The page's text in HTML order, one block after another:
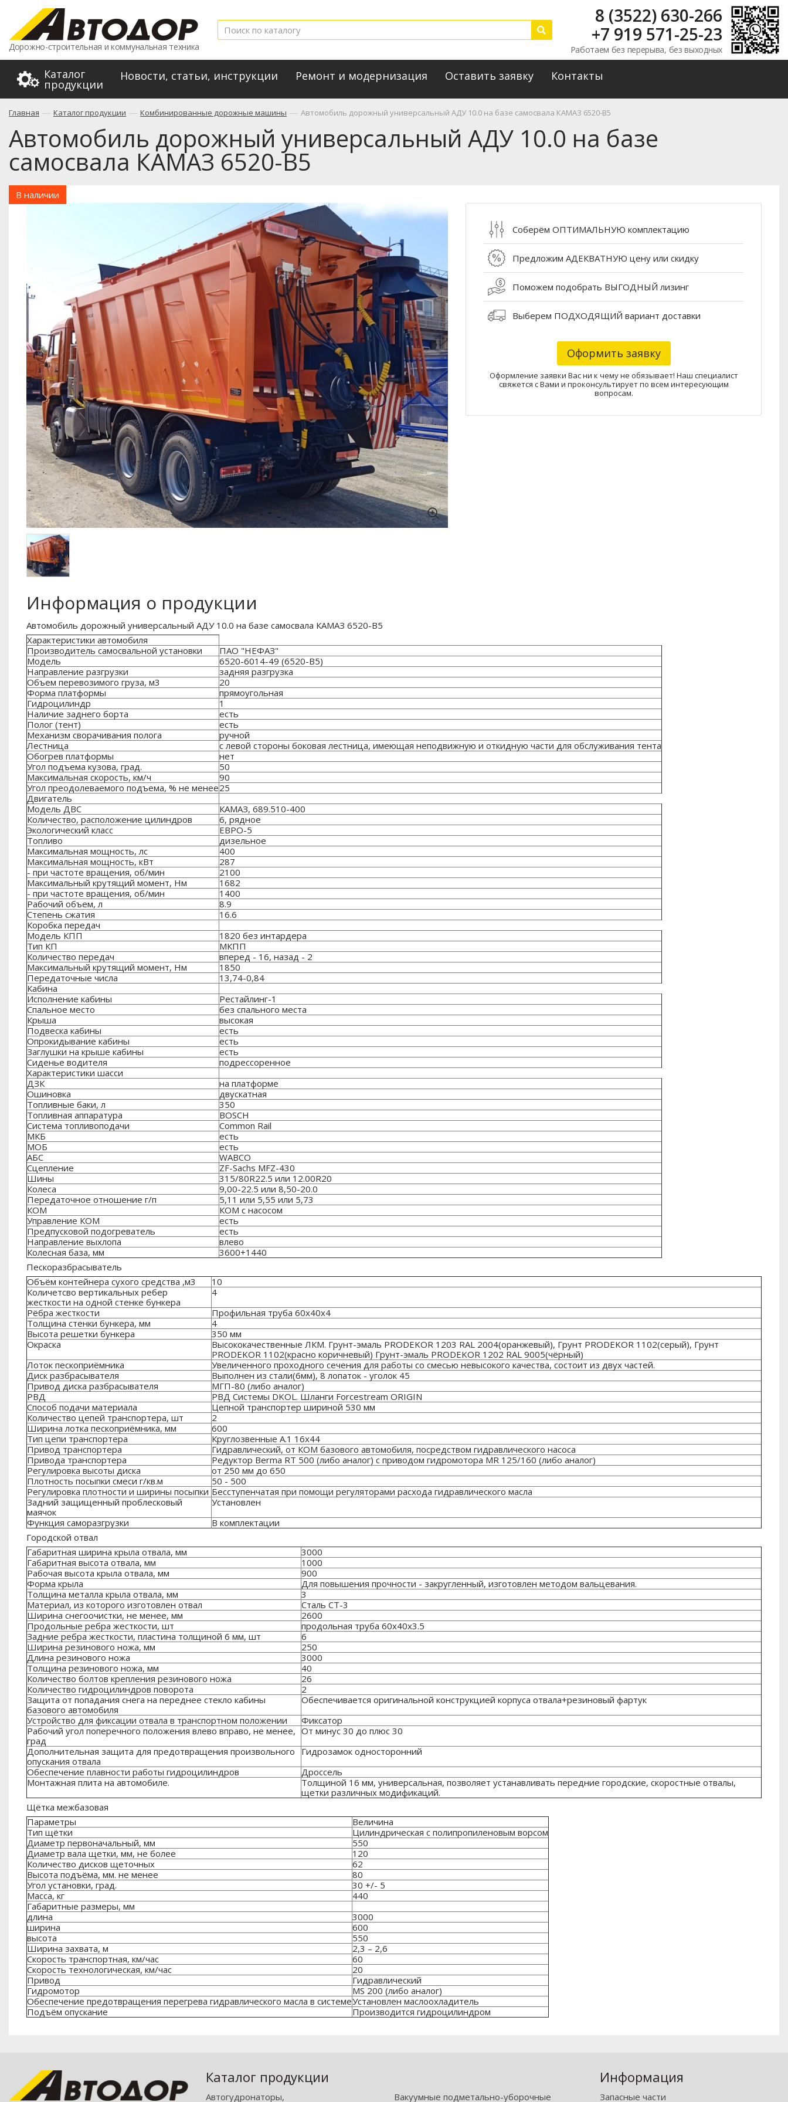
Дорожно-строительная и коммунальная техника
8 (3522) 630-266
+7 919 571-25-23
Работаем без перерыва, без выходных
Каталог
продукции
Новости, статьи, инструкции Ремонт и модернизация Оставить заявку Контакты
Главная — Каталог продукции — Комбинированные дорожные машины — Автомобиль дорожный универсальный АДУ 10.0 на базе самосвала КАМАЗ 6520-В5
Автомобиль дорожный универсальный АДУ 10.0 на базе
самосвала КАМАЗ 6520-В5
В наличии
Соберём ОПТИМАЛЬНУЮ комплектацию
Предложим АДЕКВАТНУЮ цену или скидку
Поможем подобрать ВЫГОДНЫЙ лизинг
Выберем ПОДХОДЯЩИЙ вариант доставки
Оформить заявку
Оформление заявки Вас ни к чему не обязывает! Наш специалист
свяжется с Вами и проконсультирует по всем интересующим
вопросам.
Информация о продукции
Автомобиль дорожный универсальный АДУ 10.0 на базе самосвала КАМАЗ 6520-В5
Характеристики автомобиля
Производитель самосвальной установки
ПАО "НЕФАЗ"
Модель
6520-6014-49 (6520-В5)
Направление разгрузки
задняя разгрузка
Объем перевозимого груза, м3
20
Форма платформы
прямоугольная
Гидроцилиндр
1
Наличие заднего борта
есть
Полог (тент)
есть
Механизм сворачивания полога
ручной
Лестница
с левой стороны боковая лестница, имеющая неподвижную и откидную части для обслуживания тента
Обогрев платформы
нет
Угол подъема кузова, град.
50
Максимальная скорость, км/ч
90
Угол преодолеваемого подъема, % не менее25
Двигатель
Модель ДВС
КАМАЗ, 689.510-400
Количество, расположение цилиндров
6, рядное
Экологический класс
ЕВРО-5
Топливо
дизельное
Максимальная мощность, лс
400
Максимальная мощность, кВт
287
- при частоте вращения, об/мин
2100
Максимальный крутящий момент, Нм
1682
- при частоте вращения, об/мин
1400
Рабочий объем, л
8.9
Степень сжатия
16.6
Коробка передач
Модель КПП
1820 без интардера
Тип КП
МКПП
Количество передач
вперед - 16, назад - 2
Максимальный крутящий момент, Нм
1850
Передаточные числа
13,74-0,84
Кабина
Исполнение кабины
Рестайлинг-1
Спальное место
без спального места
Крыша
высокая
Подвеска кабины
есть
Опрокидывание кабины
есть
Заглушки на крыше кабины
есть
Сиденье водителя
подрессоренное
Характеристики шасси
ДЗК
на платформе
Ошиновка
двускатная
Топливные баки, л
350
Топливная аппаратура
BOSCH
Система топливоподачи
Common Rail
МКБ
есть
МОБ
есть
АБС
WABCO
Сцепление
ZF-Sachs MFZ-430
Шины
315/80R22.5 или 12.00R20
Колеса
9,00-22.5 или 8,50-20.0
Передаточное отношение г/п
5,11 или 5,55 или 5,73
КОМ
КОМ с насосом
Управление КОМ
есть
Предпусковой подогреватель
есть
Направление выхлопа
влево
Колесная база, мм
3600+1440
Пескоразбрасыватель
Объём контейнера сухого средства ,м3
10
Количетсво вертикальных ребер
жесткости на одной стенке бункера
4
Рёбра жесткости
Профильная труба 60х40х4
Толщина стенки бункера, мм
4
Высота решетки бункера
350 мм
Окраска
Высококачественные ЛКМ. Грунт-эмаль PRODEKOR 1203 RAL 2004(оранжевый), Грунт PRODEKOR 1102(серый), Грунт
PRODEKOR 1102(красно коричневый) Грунт-эмаль PRODEKOR 1202 RAL 9005(чёрный)
Лоток пескоприёмника
Увеличенного проходного сечения для работы со смесью невысокого качества, состоит из двух частей.
Диск разбрасывателя
Выполнен из стали(6мм), 8 лопаток - уголок 45
Привод диска разбрасывателя
МГП-80 (либо аналог)
РВД
РВД Системы DKOL. Шланги Forcestream ORIGIN
Способ подачи материала
Цепной транспортер шириной 530 мм
Количество цепей транспортера, шт
2
Ширина лотка пескоприёмника, мм
600
Тип цепи транспортера
Круглозвенные А.1 16х44
Привод транспортера
Гидравлический, от КОМ базового автомобиля, посредством гидравлического насоса
Привода транспортера
Редуктор Berma RT 500 (либо аналог) с приводом гидромотора MR 125/160 (либо аналог)
Регулировка высоты диска
от 250 мм до 650
Плотность посыпки смеси г/кв.м
50 - 500
Регулировка плотности и ширины посыпки Бесступенчатая при помощи регуляторами расхода гидравлического масла
Задний защищенный проблесковый
маячок
Установлен
Функция саморазгрузки
В комплектации
Городской отвал
Габаритная ширина крыла отвала, мм
3000
Габаритная высота отвала, мм
1000
Рабочая высота крыла отвала, мм
900
Форма крыла
Для повышения прочности - закругленный, изготовлен методом вальцевания.
Толщина металла крыла отвала, мм
3
Материал, из которого изготовлен отвал
Сталь СТ-3
Ширина снегоочистки, не менее, мм
2600
Продольные ребра жесткости, шт
продольная труба 60х40х3.5
Задние ребра жесткости, пластина толщиной 6 мм, шт
6
Ширина резинового ножа, мм
250
Длина резинового ножа
3000
Толщина резинового ножа, мм
40
Количество болтов крепления резинового ножа
26
Количество гидроцилиндров поворота
2
Защита от попадания снега на переднее стекло кабины
базового автомобиля
Обеспечивается оригинальной конструкцией корпуса отвала+резиновый фартук
Устройство для фиксации отвала в транспортном положении
Фиксатор
Рабочий угол поперечного положения влево вправо, не менее,
град
От минус 30 до плюс 30
Дополнительная защита для предотвращения произвольного
опускания отвала
Гидрозамок односторонний
Обеспечение плавности работы гидроцилиндров
Дроссель
Монтажная плита на автомобиле.
Толщиной 16 мм, универсальная, позволяет устанавливать передние городские, скоростные отвалы,
щетки различных модификаций.
Щётка межбазовая
Параметры
Величина
Тип щётки
Цилиндрическая с полипропиленовым ворсом
Диаметр первоначальный, мм
550
Диаметр вала щетки, мм, не более
120
Количество дисков щеточных
62
Высота подъёма, мм. не менее
80
Угол установки, град.
30 +/- 5
Масса, кг
440
Габаритные размеры, мм
длина
3000
ширина
600
высота
550
Ширина захвата, м
2,3 – 2,6
Скорость транспортная, км/час
60
Скорость технологическая, км/час
20
Привод
Гидравлический
Гидромотор
MS 200 (либо аналог)
Обеспечение предотвращения перегрева гидравлического масла в системеУстановлен маслоохладитель
Подъём опускание
Производится гидроцилиндром
Каталог продукции
Автогудронаторы,
Вакуумные подметально-уборочные
Информация
Запасные части